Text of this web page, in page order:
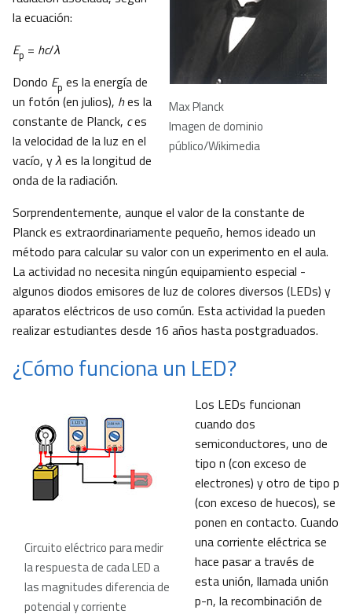
Max Planck
Imagen de dominio
público/Wikimedia
la ecuación:
Ep = hc/λ
Dondo Ep es la energía de
un fotón (en julios), hes la
constante de Planck, ces
la velocidad de la luz en el
vacío, yλ es la longitud de
onda de la radiación.
Sorprendentemente, aunque el valor de la constante de
Planck es extraordinariamente pequeño, hemos ideado un
método para calcular su valor con un experimento en el aula.
La actividad no necesita ningún equipamiento especial -
algunos diodos emisores de luz de colores diversos (LEDs) y
aparatos eléctricos de uso común. Esta actividad la pueden
realizar estudiantes desde 16 años hasta postgraduados.
¿Cómo funciona un LED?
Circuito eléctrico para medir
la respuesta de cada LED a
las magnitudes diferencia de
potencial y corriente
Los LEDs funcionan
cuando dos
semiconductores, uno de
tipo n (con exceso de
electrones) y otro de tipo p
(con exceso de huecos), se
ponen en contacto. Cuando
una corriente eléctrica se
hace pasar a través de
esta unión, llamada unión
p-n, la recombinación de